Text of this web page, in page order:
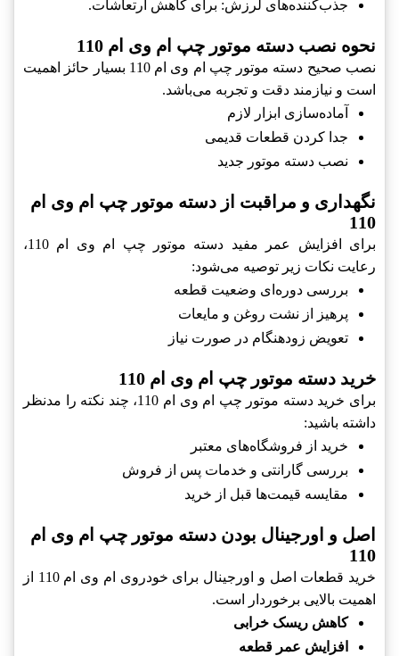
جذب‌کننده‌های لرزش: برای کاهش ارتعاشات.
نحوه نصب دسته موتور چپ ام وی ام 110
نصب صحیح دسته موتور چپ ام وی ام 110 بسیار حائز اهمیت
است و نیازمند دقت و تجربه می‌باشد.
آماده‌سازی ابزار لازم
جدا کردن قطعات قدیمی
نصب دسته موتور جدید
نگهداری و مراقبت از دسته موتور چپ ام وی ام
110
برای افزایش عمر مفید دسته موتور چپ ام وی ام 110،
رعایت نکات زیر توصیه می‌شود:
بررسی دوره‌ای وضعیت قطعه
پرهیز از نشت روغن و مایعات
تعویض زودهنگام در صورت نیاز
خرید دسته موتور چپ ام وی ام 110
برای خرید دسته موتور چپ ام وی ام 110، چند نکته را مدنظر
داشته باشید:
خرید از فروشگاه‌های معتبر
بررسی گارانتی و خدمات پس از فروش
مقایسه قیمت‌ها قبل از خرید
اصل و اورجینال بودن دسته موتور چپ ام وی ام
110
خرید قطعات اصل و اورجینال برای خودروی ام وی ام 110 از
اهمیت بالایی برخوردار است.
کاهش ریسک خرابی
افزایش عمر قطعه